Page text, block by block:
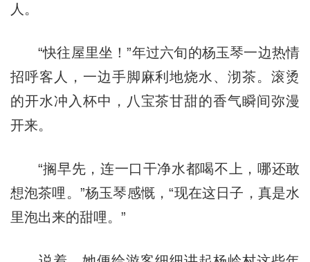
人。
“快往屋里坐！”年过六旬的杨玉琴一边热情
招呼客人，一边手脚麻利地烧水、沏茶。滚烫
的开水冲入杯中，八宝茶甘甜的香气瞬间弥漫
开来。
“搁早先，连一口干净水都喝不上，哪还敢
想泡茶哩。”杨玉琴感慨，“现在这日子，真是水
里泡出来的甜哩。”